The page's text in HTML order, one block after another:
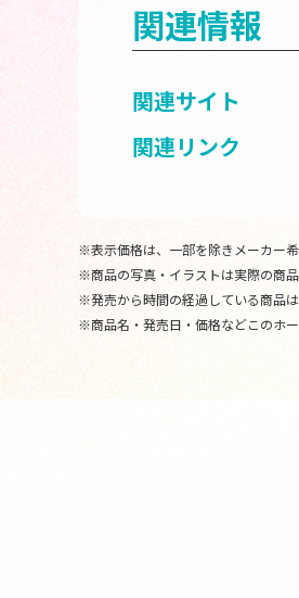
関連情報
関連サイト
関連リンク
※表示価格は、一部を除きメーカー
※商品の写真・イラストは実際の商
※発売から時間の経過している商品
※商品名・発売日・価格などこのホ